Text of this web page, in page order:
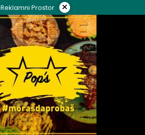
Reklamni Prostor ×